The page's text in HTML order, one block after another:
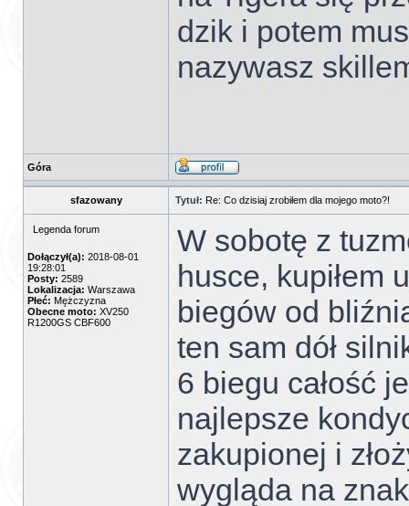
dzik i potem
nazywasz
Góra
sfazowany Tytuł: Re: Co dzisiaj zrobiłem dla mojego moto?!
Legenda forum
Dołączył(a): 2018-08-01
19:28:01
Posty: 2589
Lokalizacja: Warszawa
Płeć: Mężczyzna
Obecne moto: XV250
R1200GS CBF600
W sobotę z
husce, kupiłem
biegów od
ten sam dół
6 biegu całość
najlepsze
zakupionej i
wygląda na